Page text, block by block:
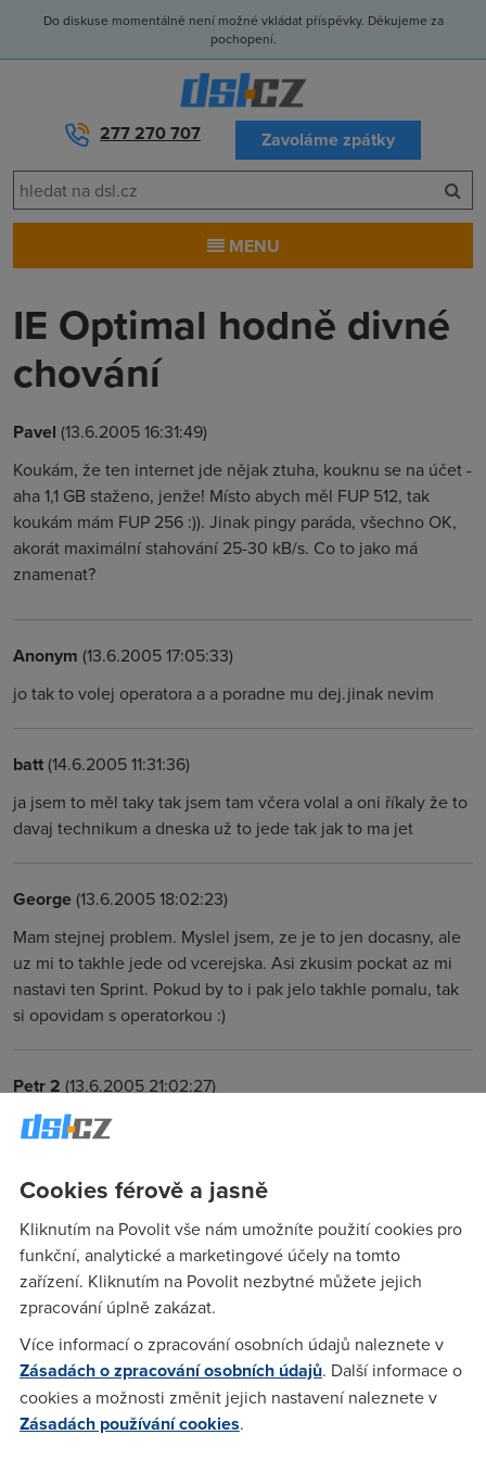
Do diskuse momentálně není možné vkládat příspěvky. Děkujeme za
pochopení.
277 270 707 Zavoláme zpátky
MENU
IE Optimal hodně divné
chování
Pavel (13.6.2005 16:31:49)
Koukám, že ten internet jde nějak ztuha, kouknu se na účet -
aha 1,1 GB staženo, jenže! Místo abych měl FUP 512, tak
koukám mám FUP 256 :)). Jinak pingy paráda, všechno OK,
akorát maximální stahování 25-30 kB/s. Co to jako má
znamenat?
Anonym (13.6.2005 17:05:33)
jo tak to volej operatora a a poradne mu dej.jinak nevim
batt(14.6.2005 11:31:36)
ja jsem to měl taky tak jsem tam včera volal a oni říkaly že to
davaj technikum a dneska už to jede tak jak to ma jet
George(13.6.2005 18:02:23)
Mam stejnej problem. Myslel jsem, ze je to jen docasny, ale
uz mi to takhle jede od vcerejska. Asi zkusim pockat az mi
nastavi ten Sprint. Pokud by to i pak jelo takhle pomalu, tak
si opovidam s operatorkou :)
Petr 2 (13.6.2005 21:02:27)
mam stejny problem .. vic jak 30KB/s z toho posledni 2dny
Anonym (13.6.2005 22:47:46)
Mam to same, stazeno 1,3 GB a rychlost jen 256, drive 512!!
Kua!
Panther(13.6.2005 23:42:13)
Kua, stejny problem :-(( Co to zase je???
Cookies férově a jasně
Kliknutím na Povolit vše nám umožníte použití cookies pro
funkční, analytické a marketingové účely na tomto
zařízení. Kliknutím na Povolit nezbytné můžete jejich
zpracování úplně zakázat.
Více informací o zpracování osobních údajů naleznete v
Zásadách o zpracování osobních údajů. Další informace o
cookies a možnosti změnit jejich nastavení naleznete v
Zásadách používání cookies.